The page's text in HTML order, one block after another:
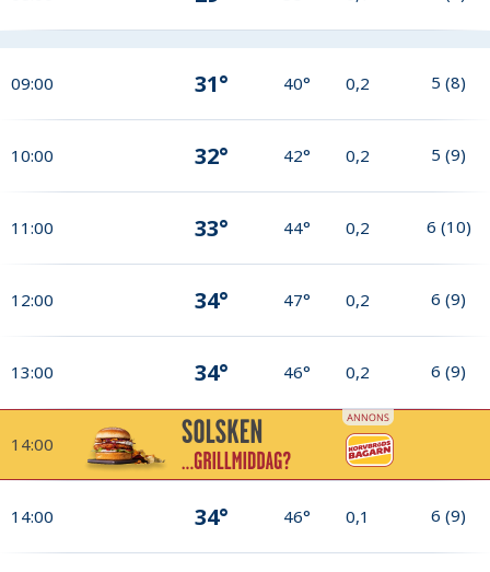
09:00 31° 40° 0,2 5 (8)
10:00 32° 42° 0,2 5 (9)
11:00 33° 44° 0,2 6 (10)
12:00 34° 47° 0,2 6 (9)
13:00 34° 46° 0,2 6 (9)
14:00
14:00 34° 46° 0,1 6 (9)